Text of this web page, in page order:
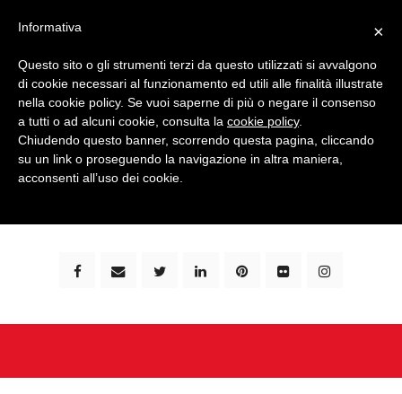
bimbi e viaggi - family travel blog: community #1 in
×
Informativa
Questo sito o gli strumenti terzi da questo utilizzati si avvalgono
di cookie necessari al funzionamento ed utili alle finalità illustrate
nella cookie policy. Se vuoi saperne di più o negare il consenso
a tutti o ad alcuni cookie, consulta la cookie policy.
Chiudendo questo banner, scorrendo questa pagina, cliccando
su un link o proseguendo la navigazione in altra maniera,
acconsenti all’uso dei cookie.